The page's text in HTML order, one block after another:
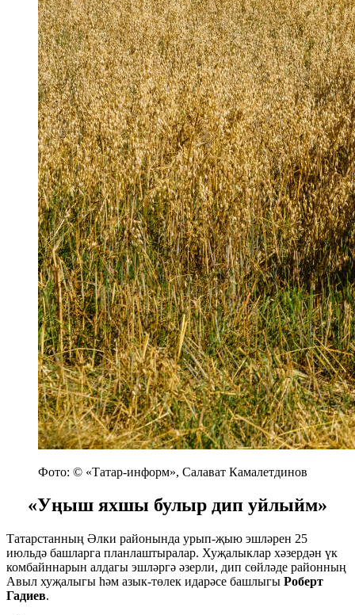
Фото: © «Татар-информ», Салават Камалетдинов
«Уңыш яхшы булыр дип уйлыйм»
Татарстанның Әлки районында урып-җыю эшләрен 25
июльдә башларга планлаштыралар. Хуҗалыклар хәзердән үк
комбайннарын алдагы эшләргә әзерли, дип сөйләде районның
Авыл хуҗалыгы һәм азык-төлек идарәсе башлыгы Роберт
Гадиев.